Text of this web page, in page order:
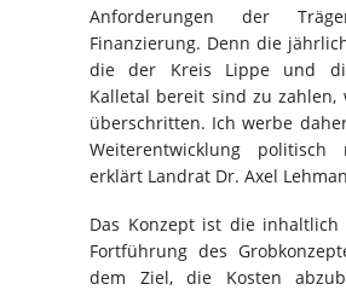
Anforderungen der
Finanzierung. Denn die
die der Kreis Lippe und
Kalletal bereit sind zu zahlen,
überschritten. Ich werbe
Weiterentwicklung politisch
erklärt Landrat Dr. Axel
Das Konzept ist die inhaltlich
Fortführung des
dem Ziel, die Kosten